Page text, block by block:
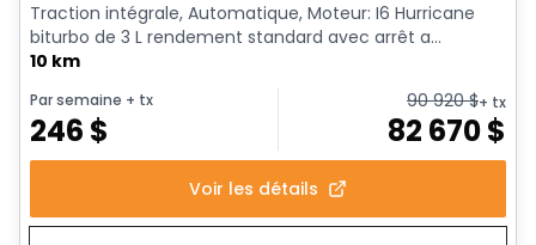
Traction intégrale, Automatique, Moteur: I6 Hurricane
biturbo de 3 L rendement standard avec arrêt a...
10 km
Par semaine + tx
246 $
90 920$+ tx
82 670$
Voir les détails